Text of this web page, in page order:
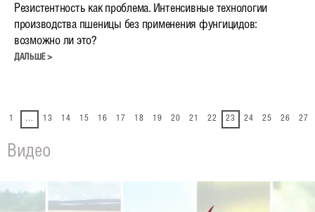
Резистентность как проблема. Интенсивные технологии
производства пшеницы без применения фунгицидов:
возможно ли это?
ДАЛЬШЕ >
1 ... 13 14 15 16 17 18 19 20 21 22 23 24 25 26 27
Видео
Видеолекции
Новости